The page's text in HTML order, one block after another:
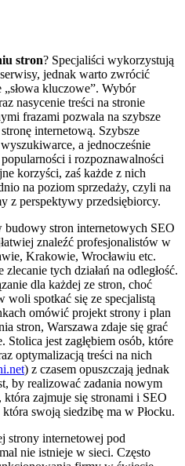
stron? Specjaliści wykorzystują
jednak warto zwrócić
kluczowe”. Wybór
nasycenie treści na stronie
frazami pozwala na szybsze
internetową. Szybsze
a jednocześnie
i rozpoznawalności
korzyści, zaś każde z nich
na poziom sprzedaży, czyli na
z perspektywy przedsiębiorcy.
stron internetowych SEO
znaleźć profesjonalistów w
Krakowie, Wrocławiu etc.
tych działań na odległość.
dla każdej ze stron, choć
woli spotkać się ze specjalistą
omówić projekt strony i plan
stron, Warszawa zdaje się grać
jest zagłębiem osób, które
optymalizacją treści na nich
) z czasem opuszczają jednak
by realizować zadania nowym
zajmuje się stronami i SEO
swoją siedzibę ma w Płocku.
strony internetowej pod
nie istnieje w sieci. Często